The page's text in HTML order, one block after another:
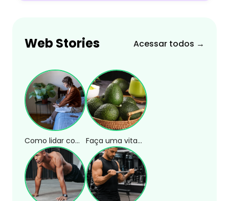
tudo no piloto automático. Essa sensação é
Embora […]
Web Stories Acessar todos →
Como lidar com a ansiedade social no dia a dia? Faça uma vitamina de abacate em poucos minutos!